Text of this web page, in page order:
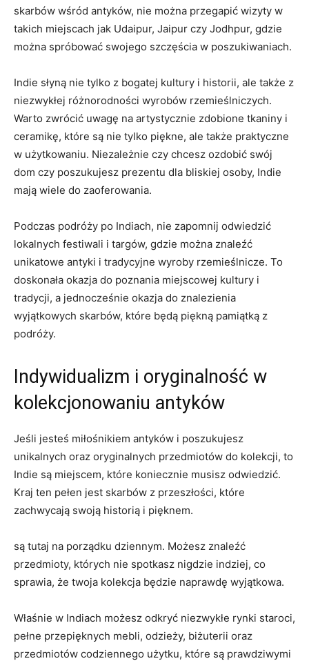
⁣skarbów wśród‍ antyków, nie ⁣można przegapić wizyty⁤ w
takich miejscach jak Udaipur, Jaipur czy Jodhpur, gdzie
można ⁢spróbować swojego szczęścia ‌w poszukiwaniach.
Indie ‍słyną​ nie tylko z ​bogatej kultury i historii, ale także z
niezwykłej⁣ różnorodności wyrobów ⁢rzemieślniczych.‍
Warto zwrócić uwagę na artystycznie zdobione tkaniny i
ceramikę, które są ⁤nie tylko⁤ piękne, ale także praktyczne
w użytkowaniu. Niezależnie czy chcesz ozdobić‍ swój
dom czy poszukujesz prezentu dla bliskiej osoby, Indie
mają wiele do zaoferowania.
Podczas podróży po Indiach, nie zapomnij ‍odwiedzić
lokalnych festiwali i targów, gdzie można znaleźć⁤
unikatowe ‌antyki i tradycyjne wyroby rzemieślnicze. To
doskonała okazja ‍do poznania miejscowej kultury i
tradycji,⁢ a jednocześnie‌ okazja do znalezienia
wyjątkowych skarbów, które będą piękną⁢ pamiątką z
podróży.
Indywidualizm i oryginalność ⁤w​
kolekcjonowaniu antyków
Jeśli‍ jesteś ‍miłośnikiem​ antyków i⁢ poszukujesz
⁤unikalnych oraz⁢ oryginalnych⁣ przedmiotów do kolekcji, to
Indie są miejscem, które koniecznie‍ musisz odwiedzić.
Kraj ⁣ten pełen jest skarbów​ z przeszłości, ​które
zachwycają swoją historią ⁤i ​pięknem.
są tutaj na porządku dziennym. ​Możesz⁢ znaleźć
przedmioty, których ⁤nie spotkasz ⁤nigdzie indziej, co
sprawia, że twoja kolekcja ‍będzie naprawdę wyjątkowa.
Właśnie w Indiach możesz odkryć niezwykłe ⁤rynki staroci,
pełne przepięknych ​mebli, odzieży, biżuterii ‍oraz
przedmiotów⁣ codziennego użytku, które są​ prawdziwymi